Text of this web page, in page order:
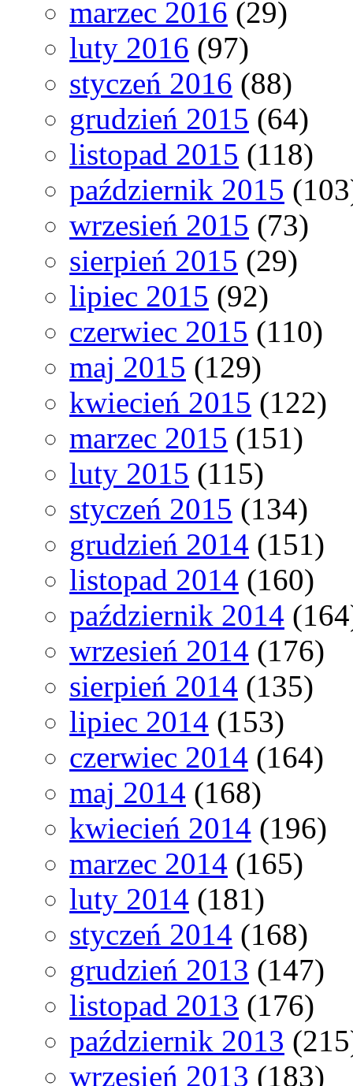
marzec 2016 (29)
luty 2016 (97)
styczeń 2016 (88)
grudzień 2015 (64)
listopad 2015 (118)
październik 2015
wrzesień 2015 (73)
sierpień 2015 (29)
lipiec 2015 (92)
czerwiec 2015 (110)
maj 2015 (129)
kwiecień 2015 (122)
marzec 2015 (151)
luty 2015 (115)
styczeń 2015 (134)
grudzień 2014 (151)
listopad 2014 (160)
październik 2014
wrzesień 2014 (176)
sierpień 2014 (135)
lipiec 2014 (153)
czerwiec 2014 (164)
maj 2014 (168)
kwiecień 2014 (196)
marzec 2014 (165)
luty 2014 (181)
styczeń 2014 (168)
grudzień 2013 (147)
listopad 2013 (176)
październik 2013
wrzesień 2013 (183)